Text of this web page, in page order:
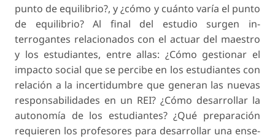
punto de equilibrio?, y ¿cómo y cuánto varía el punto
de equilibrio? Al final del estudio surgen in­
terrogantes relacionados con el actuar del maestro
y los estudiantes, entre allas: ¿Cómo gestionar el
impacto social que se percibe en los estudiantes con
relación a la incertidumbre que generan las nuevas
responsabilidades en un REI? ¿Cómo desarrollar la
autonomía de los estudiantes? ¿Qué preparación
requieren los profesores para desarrollar una ense­